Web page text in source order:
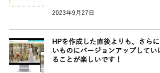
2023年9月27日
HPを作成した直後よりも、さらに
いものにバージョンアップしていけ
ることが楽しいです！